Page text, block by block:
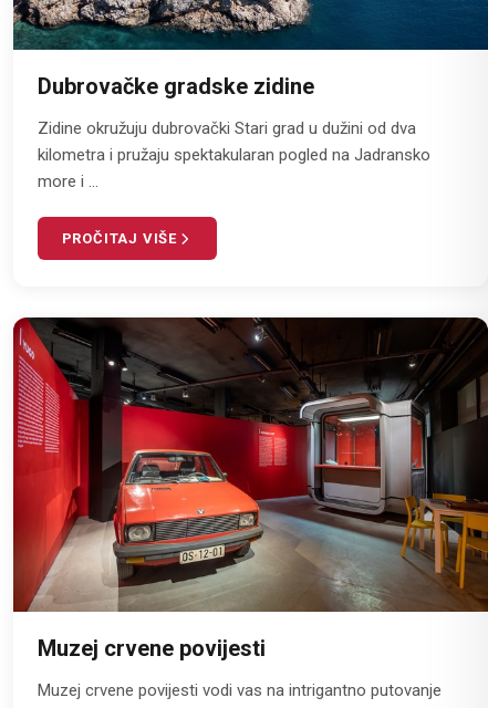
Dubrovačke gradske zidine
Zidine okružuju dubrovački Stari grad u dužini od dva
kilometra i pružaju spektakularan pogled na Jadransko
more i ...
PROČITAJ VIŠE
Muzej crvene povijesti
Muzej crvene povijesti vodi vas na intrigantno putovanje